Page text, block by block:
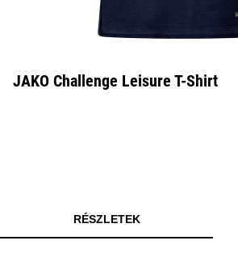
JAKO Challenge Leisure T-Shirt
RÉSZLETEK